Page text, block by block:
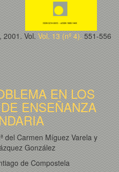
2001. Vol. Vol. 13 (nº 4). 551-556
EN LOS
ENSEÑANZA
del Carmen Míguez Varela y
González
de Compostela